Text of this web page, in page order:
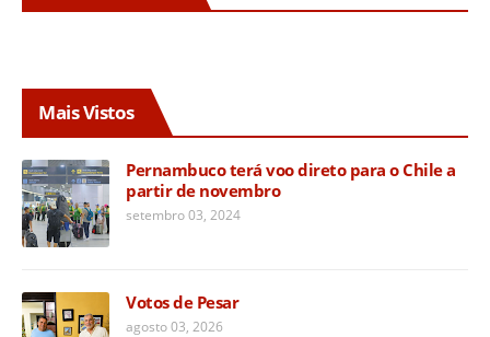
Mais Vistos
Pernambuco terá voo direto para o Chile a
partir de novembro
setembro 03, 2024
Votos de Pesar
agosto 03, 2026